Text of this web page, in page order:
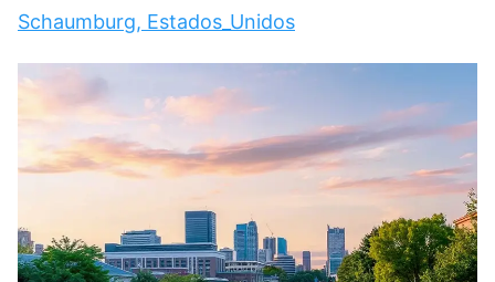
Schaumburg, Estados_Unidos